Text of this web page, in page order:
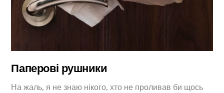
Паперові рушники
На жаль, я не знаю нікого, хто не проливав би щось